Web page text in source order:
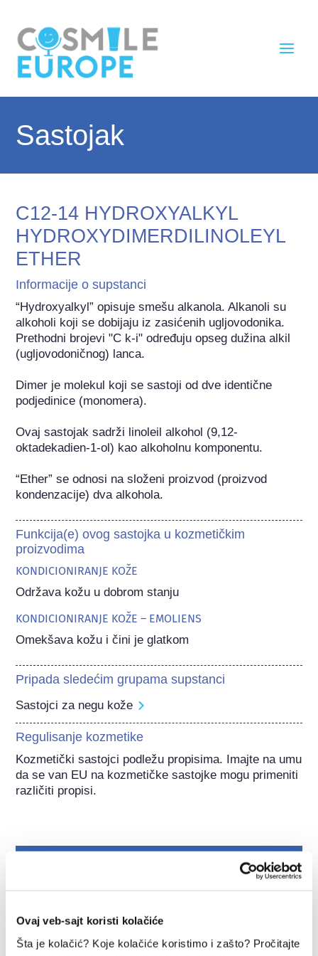
Ovaj veb-sajt koristi kolačiće
Šta je kolačić? Koje kolačiće koristimo i zašto? Pročitajte
Sastojak
C12-14 HYDROXYALKYL
HYDROXYDIMERDILINOLEYL
ETHER
Informacije o supstanci
“Hydroxyalkyl” opisuje smešu alkanola. Alkanoli su
alkoholi koji se dobijaju iz zasićenih ugljovodonika.
Prethodni brojevi "C k-i" određuju opseg dužina alkil
(ugljovodoničnog) lanca.
Dimer je molekul koji se sastoji od dve identične
podjedinice (monomera).
Ovaj sastojak sadrži linoleil alkohol (9,12-
oktadekadien-1-ol) kao alkoholnu komponentu.
“Ether” se odnosi na složeni proizvod (proizvod
kondenzacije) dva alkohola.
Funkcija(e) ovog sastojka u kozmetičkim
proizvodima
KONDICIONIRANJE KOŽE
Održava kožu u dobrom stanju
KONDICIONIRANJE KOŽE – EMOLIENS
Omekšava kožu i čini je glatkom
Pripada sledećim grupama supstanci
Sastojci za negu kože
Regulisanje kozmetike
Kozmetički sastojci podležu propisima. Imajte na umu
da se van EU na kozmetičke sastojke mogu primeniti
različiti propisi.
kozmetike
Kako se kozmetika u Evropi održava